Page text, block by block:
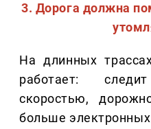
3. Дорога должна
На длинных
работает:
скоростью,
больше